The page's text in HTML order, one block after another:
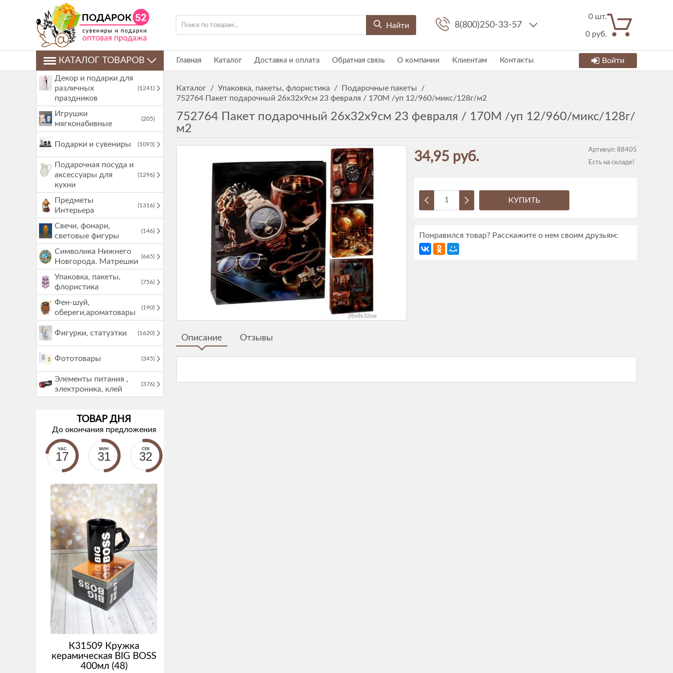
Найти 8(800)250-33-57
0 шт.
0 руб.
КАТАЛОГ ТОВАРОВ
Декор и подарки для
различных
праздников
(1241)
Игрушки
мягконабивные
(205)
Подарки и сувениры (1093)
Подарочная посуда и
аксессуары для
кухни
(1296)
Предметы
Интерьера
(1316)
Свечи, фонари,
световые фигуры
(146)
Символика Нижнего
Новгорода. Матрешки
(665)
Упаковка, пакеты,
флористика
(756)
Фен-шуй,
обереги,ароматовары
(190)
Фигурки, статуэтки (1620)
Фототовары (345)
Элементы питания ,
электроника, клей
(376)
ТОВАР ДНЯ
До окончания предложения
ЧАС
17
МИН
31
СЕК
31
К31509 Кружка
керамическая BIG BOSS
400мл (48)
Главная Каталог Доставка и оплата Обратная связь О компании Клиентам Контакты Войти
Каталог / Упаковка, пакеты, флористика / Подарочные пакеты
/
752764 Пакет подарочный 26x32x9см 23 февраля / 170M /уп 12/960/микс/128г/м2
752764 Пакет подарочный 26x32x9см 23 февраля / 170M /уп 12/960/микс/128г/
м2
34,95 руб. Артикул: 88405
Есть на складе!
КУПИТЬ
Понравился товар? Расскажите о нем своим друзьям:
Описание Отзывы